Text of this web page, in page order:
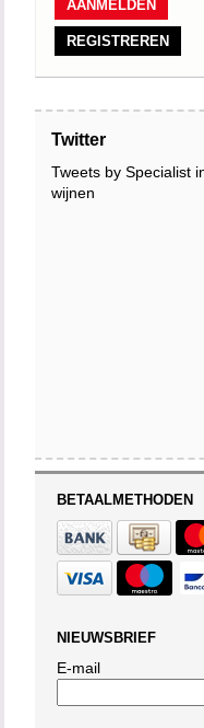
REGISTREREN
Twitter
Tweets by Specialist
wijnen
BETAALMETHODEN
NIEUWSBRIEF
E-mail